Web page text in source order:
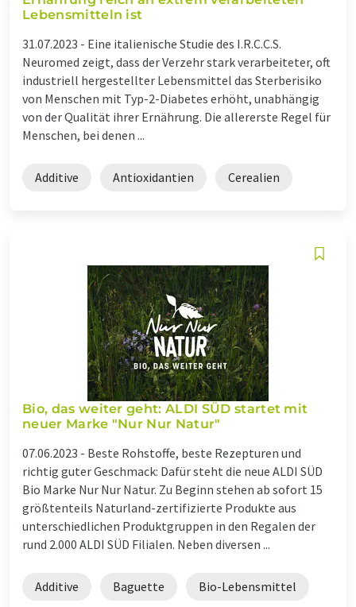
Lebensmitteln ist
31.07.2023 - Eine italienische Studie des I.R.C.C.S.
Neuromed zeigt, dass der Verzehr stark verarbeiteter, oft
industriell hergestellter Lebensmittel das Sterberisiko
von Menschen mit Typ-2-Diabetes erhöht, unabhängig
von der Qualität ihrer Ernährung. Die allererste Regel für
Menschen, bei denen ...
Additive Antioxidantien Cerealien
Bio, das weiter geht: ALDI SÜD startet mit
neuer Marke "Nur Nur Natur"
07.06.2023 - Beste Rohstoffe, beste Rezepturen und
richtig guter Geschmack: Dafür steht die neue ALDI SÜD
Bio Marke Nur Nur Natur. Zu Beginn stehen ab sofort 15
größtenteils Naturland-zertifizierte Produkte aus
unterschiedlichen Produktgruppen in den Regalen der
rund 2.000 ALDI SÜD Filialen. Neben diversen ...
Additive Baguette Bio-Lebensmittel